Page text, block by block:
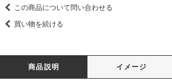
この商品について問い合わせる
買い物を続ける
商品説明 イメージ